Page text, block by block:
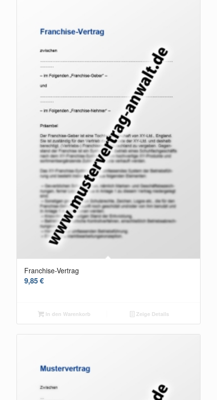
Franchise-Vertrag
9,85€
In den Warenkorb Zeige Details